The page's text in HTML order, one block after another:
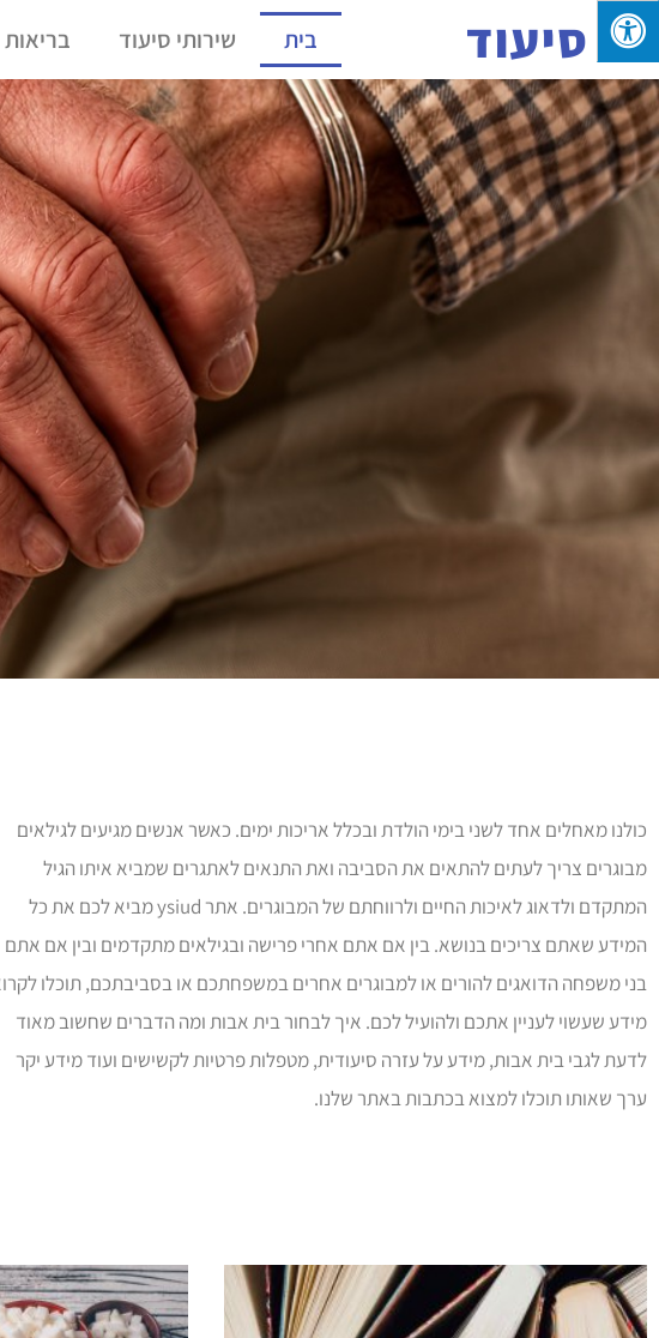
סיעוד בית שירותי סיעוד
כולנו מאחלים אחד לשני בימי הולדת ובכלל אריכות ימים. כאשר אנשים מגיעים לגילאים
מבוגרים צריך לעתים להתאים את הסביבה ואת התנאים לאתגרים שמביא איתו הגיל
המתקדם ולדאוג לאיכות החיים ולרווחתם של המבוגרים. אתר ysiud מביא לכם את כל
המידע שאתם צריכים בנושא. בין אם אתם אחרי פרישה ובגילאים מתקדמים ובין אם אתם
בני משפחה הדואגים להורים או למבוגרים אחרים במשפחתכם או בסביבתכם, תוכלו
מידע שעשוי לעניין אתכם ולהועיל לכם. איך לבחור בית אבות ומה הדברים שחשוב מאוד
לדעת לגבי בית אבות, מידע על עזרה סיעודית, מטפלות פרטיות לקשישים ועוד מידע יקר
ערך שאותו תוכלו למצוא בכתבות באתר שלנו.